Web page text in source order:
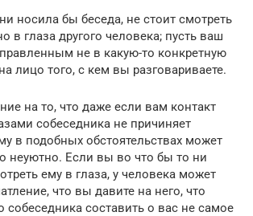
носила бы беседа, не стоит смотреть
в глаза другого человека; пусть ваш
не в какую-то конкретную
лицо того, с кем вы разговариваете.
на то, что даже если вам контакт
собеседника не причиняет
в подобных обстоятельствах может
неуютно. Если вы во что бы то ни
ему в глаза, у человека может
что вы давите на него, что
собеседника составить о вас не самое